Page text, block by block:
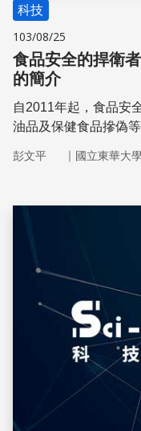
科技
103/08/25
食品安全的捍衛
的簡介
自2011年起，食品安
油品及保健食品摻偽
任危機；然而，科學
量檢測問題食品的微
本文將簡介質譜儀器
彭文平 ｜ 國立東華大